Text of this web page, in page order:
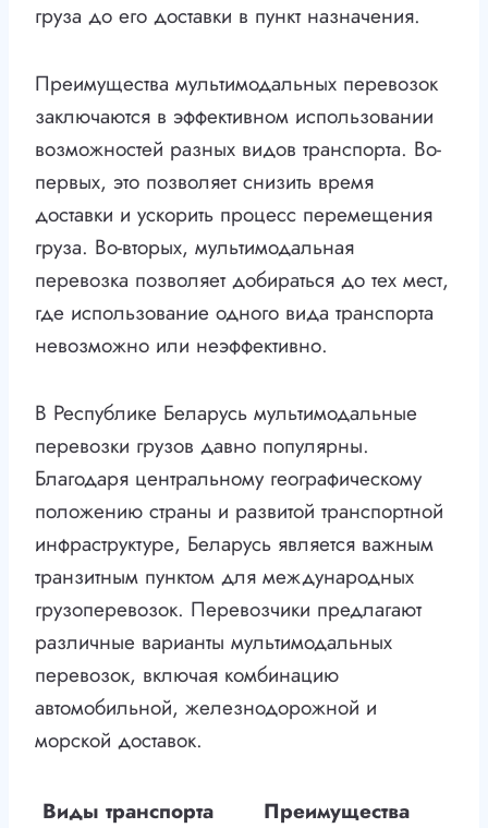
груза до его доставки в пункт назначения.
Преимущества мультимодальных перевозок
заключаются в эффективном использовании
возможностей разных видов транспорта. Во-
первых, это позволяет снизить время
доставки и ускорить процесс перемещения
груза. Во-вторых, мультимодальная
перевозка позволяет добираться до тех мест,
где использование одного вида транспорта
невозможно или неэффективно.
В Республике Беларусь мультимодальные
перевозки грузов давно популярны.
Благодаря центральному географическому
положению страны и развитой транспортной
инфраструктуре, Беларусь является важным
транзитным пунктом для международных
грузоперевозок. Перевозчики предлагают
различные варианты мультимодальных
перевозок, включая комбинацию
автомобильной, железнодорожной и
морской доставок.
Виды транспорта
Преимущества